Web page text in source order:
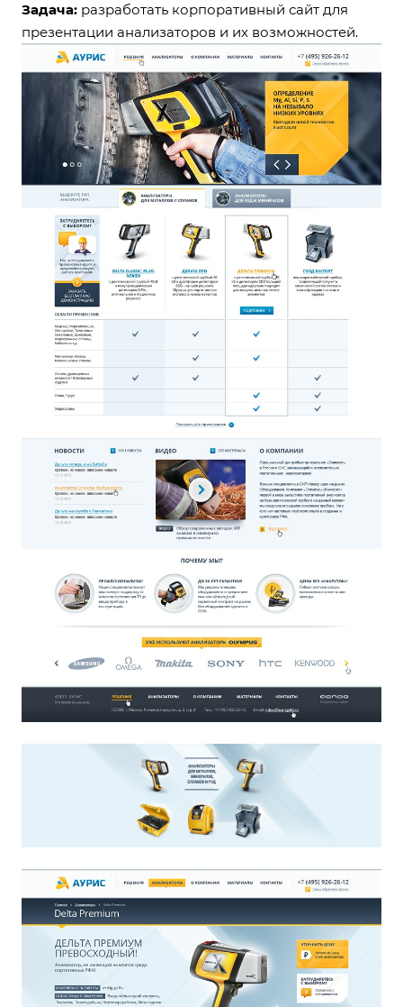
Задача: разработать корпоративный сайт для
презентации анализаторов и их возможностей.